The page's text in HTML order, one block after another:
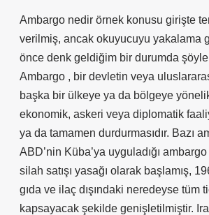
Ambargo nedir örnek konusu girişte
verilmiş, ancak okuyucuyu yakalama
önce denk geldiğim bir durumda
Ambargo , bir devletin veya
başka bir ülkeye ya da bölgeye
ekonomik, askeri veya diplomatik
ya da tamamen durdurmasıdır. Bazı
ABD’nin Küba’ya uyguladığı ambargo
silah satışı yasağı olarak başlamış,
gıda ve ilaç dışındaki neredeyse tüm
kapsayacak şekilde genişletilmiştir.